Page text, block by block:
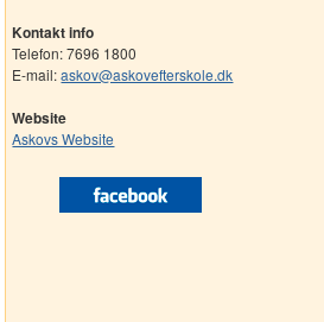
Kontakt info
Telefon: 7696 1800
E-mail:askov@askovefterskole.dk
Website
Askovs Website